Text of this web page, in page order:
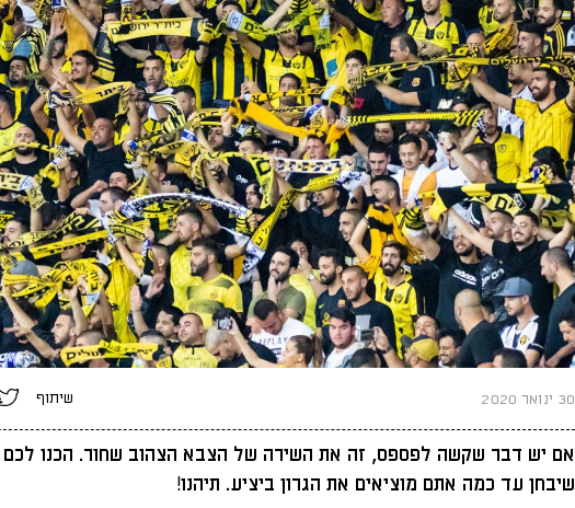
30 ינואר 2020 שיתוף
אם יש דבר שקשה לפספס, זה את השירה של הצבא הצהוב שחור. הכנו לכם
שיבחן עד כמה אתם מוציאים את הגרון ביציע. תיהנו!